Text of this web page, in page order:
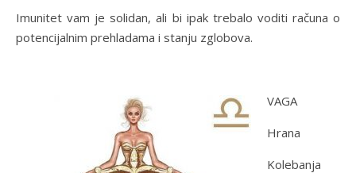
Imunitet vam je solidan, ali bi ipak trebalo voditi računa o
potencijalnim prehladama i stanju zglobova.
VAGA
Hrana
Kolebanja